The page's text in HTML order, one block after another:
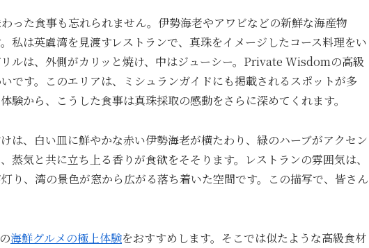
った食事も忘れられません。伊勢海老やアワビなどの新鮮な海産物
私は英虞湾を見渡すレストランで、真珠をイメージしたコース料理をい
ルは、外側がカリッと焼け、中はジューシー。Private Wisdomの高級
です。このエリアは、ミシュランガイドにも掲載されるスポットが多
験から、こうした食事は真珠採取の感動をさらに深めてくれます。
は、白い皿に鮮やかな赤い伊勢海老が横たわり、緑のハーブがアクセン
蒸気と共に立ち上る香りが食欲をそそります。レストランの雰囲気は、
り、湾の景色が窓から広がる落ち着いた空間です。この描写で、皆さん
海鮮グルメの極上体験をおすすめします。そこでは似たような高級食材